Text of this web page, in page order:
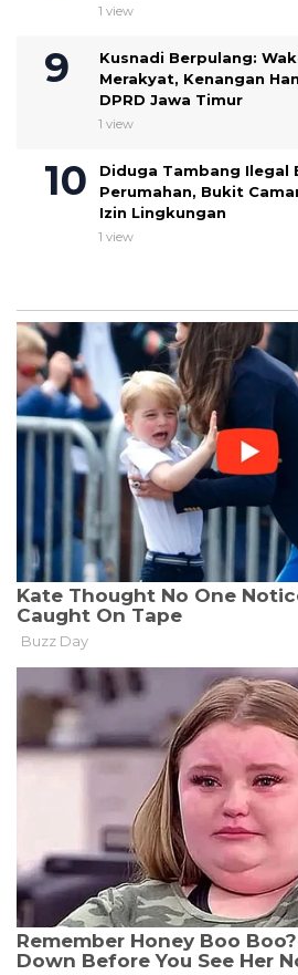
1 view
Kusnadi Berpulang:
Merakyat, Kenangan
DPRD Jawa Timur
1 view
Diduga Tambang Ilegal
Perumahan, Bukit
Izin Lingkungan
1 view